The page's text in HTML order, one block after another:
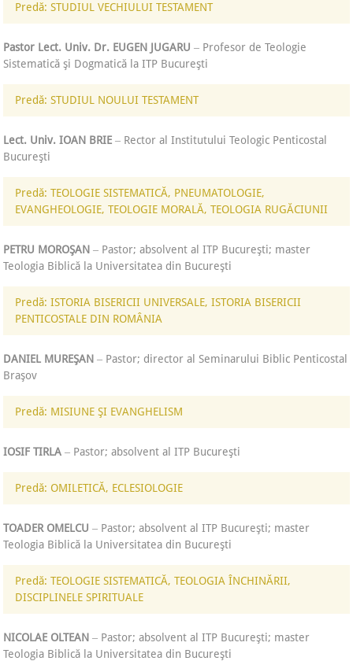
Predă: STUDIUL VECHIULUI TESTAMENT
Pastor Lect. Univ. Dr. EUGEN JUGARU ‒ Profesor de Teologie
Sistematică şi Dogmatică la ITP Bucureşti
Predă: STUDIUL NOULUI TESTAMENT
Lect. Univ. IOAN BRIE ‒ Rector al Institutului Teologic Penticostal
Bucureşti
Predă: TEOLOGIE SISTEMATICĂ, PNEUMATOLOGIE,
EVANGHEOLOGIE, TEOLOGIE MORALĂ, TEOLOGIA RUGĂCIUNII
PETRU MOROŞAN ‒ Pastor; absolvent al ITP Bucureşti; master
Teologia Biblică la Universitatea din Bucureşti
Predă: ISTORIA BISERICII UNIVERSALE, ISTORIA BISERICII
PENTICOSTALE DIN ROMÂNIA
DANIEL MUREŞAN ‒ Pastor; director al Seminarului Biblic Penticostal
Braşov
Predă: MISIUNE ŞI EVANGHELISM
IOSIF TIRLA ‒ Pastor; absolvent al ITP Bucureşti
Predă: OMILETICĂ, ECLESIOLOGIE
TOADER OMELCU ‒ Pastor; absolvent al ITP Bucureşti; master
Teologia Biblică la Universitatea din Bucureşti
Predă: TEOLOGIE SISTEMATICĂ, TEOLOGIA ÎNCHINĂRII,
DISCIPLINELE SPIRITUALE
NICOLAE OLTEAN ‒ Pastor; absolvent al ITP Bucureşti; master
Teologia Biblică la Universitatea din Bucureşti